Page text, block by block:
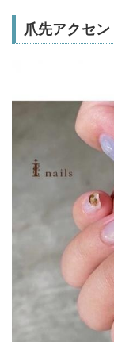
爪先アクセ